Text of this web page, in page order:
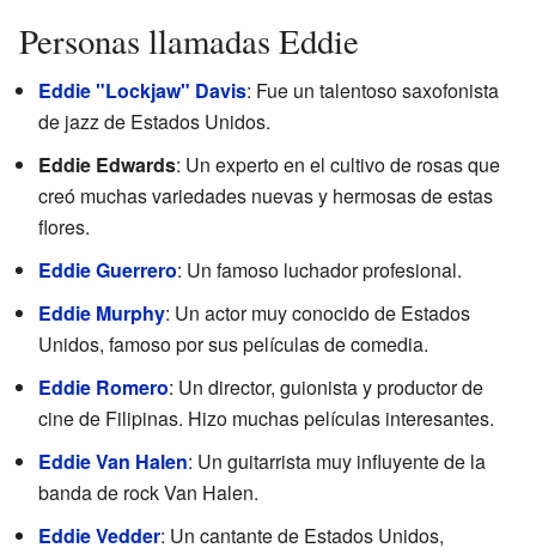
Personas llamadas Eddie
Eddie "Lockjaw" Davis: Fue un talentoso saxofonista
de jazz de Estados Unidos.
Eddie Edwards: Un experto en el cultivo de rosas que
creó muchas variedades nuevas y hermosas de estas
flores.
Eddie Guerrero: Un famoso luchador profesional.
Eddie Murphy: Un actor muy conocido de Estados
Unidos, famoso por sus películas de comedia.
Eddie Romero: Un director, guionista y productor de
cine de Filipinas. Hizo muchas películas interesantes.
Eddie Van Halen: Un guitarrista muy influyente de la
banda de rock Van Halen.
Eddie Vedder: Un cantante de Estados Unidos,